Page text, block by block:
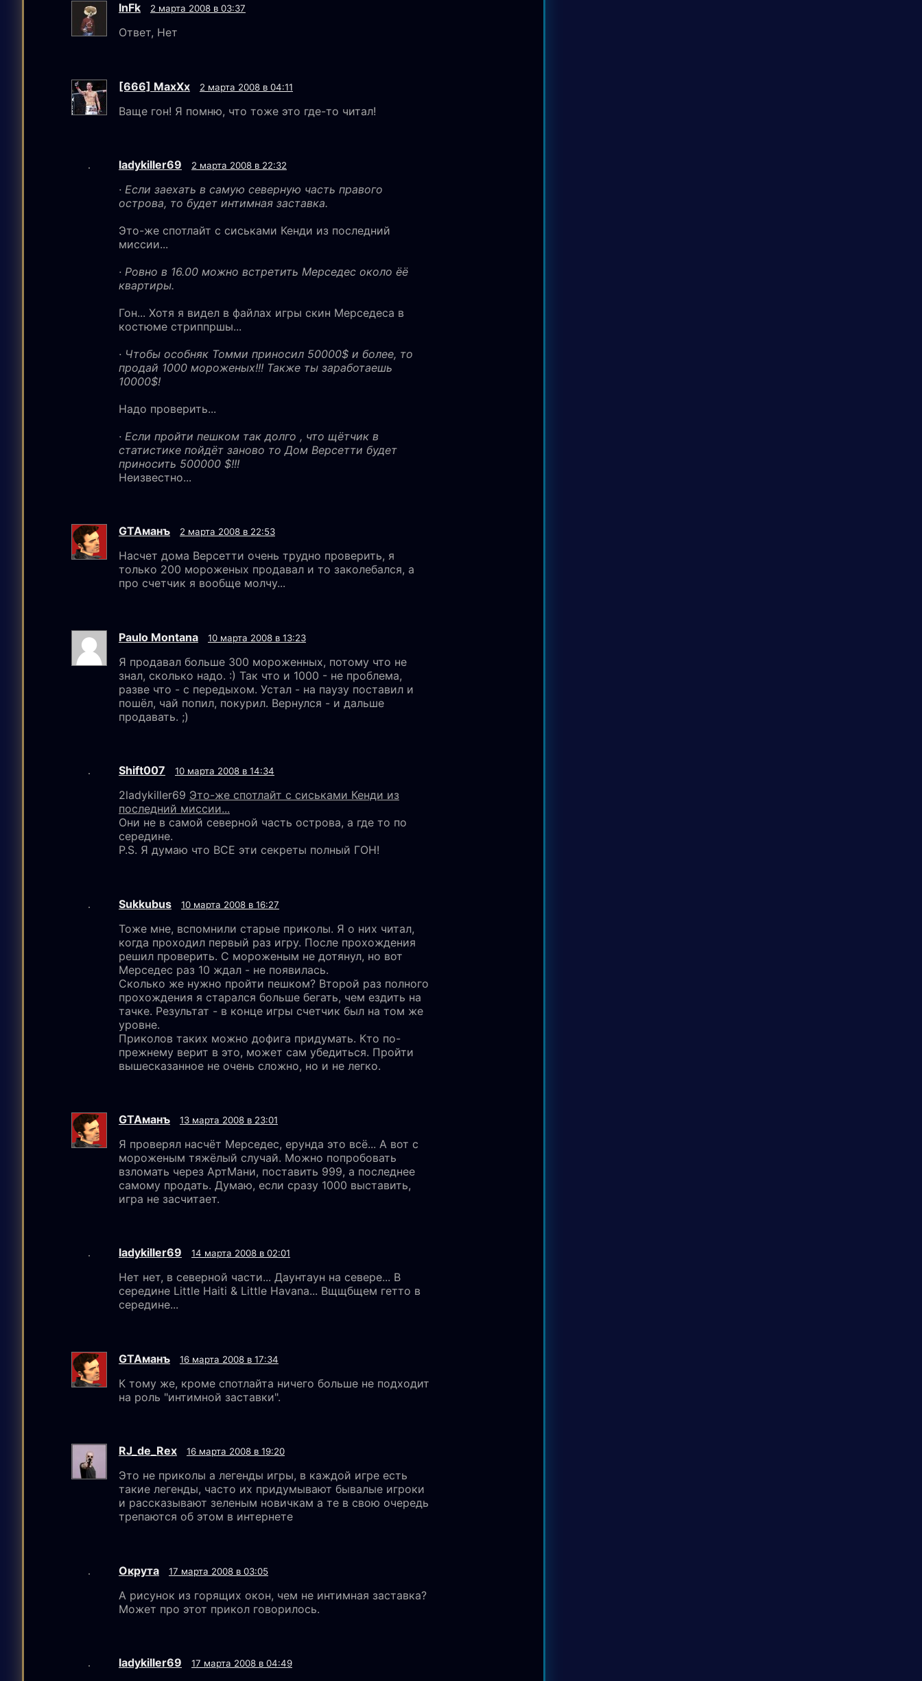
InFk 2 марта 2008 в 03:37
Ответ, Нет
[666] MaxXx 2 марта 2008 в 04:11
Ваще гон! Я помню, что тоже это где-то читал!
ladykiller69 2 марта 2008 в 22:32
· Если заехать в самую северную часть правого
острова, то будет интимная заставка.
Это-же спотлайт с сиськами Кенди из последний
миссии...
· Ровно в 16.00 можно встретить Мерседес около ёё
квартиры.
Гон... Хотя я видел в файлах игры скин Мерседеса в
костюме стриппршы...
· Чтобы особняк Томми приносил 50000$ и более, то
продай 1000 мороженых!!! Также ты заработаешь
10000$!
Надо проверить...
· Если пройти пешком так долго , что щётчик в
статистике пойдёт заново то Дом Версетти будет
приносить 500000 $!!!
Неизвестно...
GTAмaнъ 2 марта 2008 в 22:53
Насчет дома Версетти очень трудно проверить, я
только 200 мороженых продавал и то заколебался, а
про счетчик я вообще молчу...
Paulo Montana 10 марта 2008 в 13:23
Я продавал больше 300 мороженных, потому что не
знал, сколько надо. :) Так что и 1000 - не проблема,
разве что - с передыхом. Устал - на паузу поставил и
пошёл, чай попил, покурил. Вернулся - и дальше
продавать. ;)
Shift007 10 марта 2008 в 14:34
2ladykiller69 Это-же спотлайт с сиськами Кенди из
последний миссии...
Они не в самой северной часть острова, а где то по
середине.
P.S. Я думаю что ВСЕ эти секреты полный ГОН!
Sukkubus 10 марта 2008 в 16:27
Тоже мне, вспомнили старые приколы. Я о них читал,
когда проходил первый раз игру. После прохождения
решил проверить. С мороженым не дотянул, но вот
Мерседес раз 10 ждал - не появилась.
Сколько же нужно пройти пешком? Второй раз полного
прохождения я старался больше бегать, чем ездить на
тачке. Результат - в конце игры счетчик был на том же
уровне.
Приколов таких можно дофига придумать. Кто по-
прежнему верит в это, может сам убедиться. Пройти
вышесказанное не очень сложно, но и не легко.
GTAмaнъ 13 марта 2008 в 23:01
Я проверял насчёт Мерседес, ерунда это всё... А вот с
мороженым тяжёлый случай. Можно попробовать
взломать через АртМани, поставить 999, а последнее
самому продать. Думаю, если сразу 1000 выставить,
игра не засчитает.
ladykiller69 14 марта 2008 в 02:01
Нет нет, в северной части... Даунтаун на севере... В
середине Little Haiti & Little Havana... Вщщбщем гетто в
середине...
GTAмaнъ 16 марта 2008 в 17:34
К тому же, кроме спотлайта ничего больше не подходит
на роль "интимной заставки".
RJ_de_Rex 16 марта 2008 в 19:20
Это не приколы а легенды игры, в каждой игре есть
такие легенды, часто их придумывают бывалые игроки
и рассказывают зеленым новичкам а те в свою очередь
трепаются об этом в интернете
Окрута 17 марта 2008 в 03:05
А рисунок из горящих окон, чем не интимная заставка?
Может про этот прикол говорилось.
ladykiller69 17 марта 2008 в 04:49